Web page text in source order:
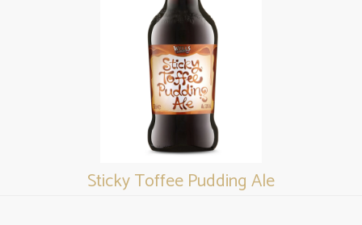
Sticky Toffee Pudding Ale